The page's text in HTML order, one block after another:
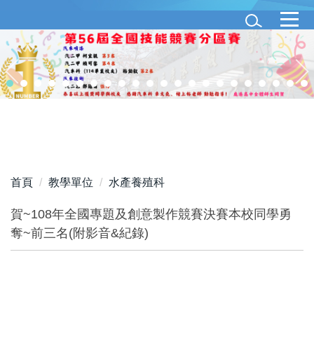
到
主
要
內
容
首頁 教學單位 水產養殖科
賀~108年全國專題及創意製作競賽決賽本校同學勇
奪~前三名(附影音&紀錄)